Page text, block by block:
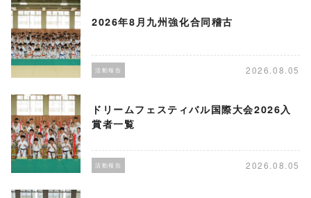
2026年8月九州強化合同稽古
活動報告 2026.08.05
ドリームフェスティバル国際大会2026入
賞者一覧
活動報告 2026.08.05